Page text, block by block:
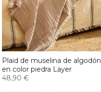
Plaid de muselina de algodón
en color piedra Layer
48,90 €